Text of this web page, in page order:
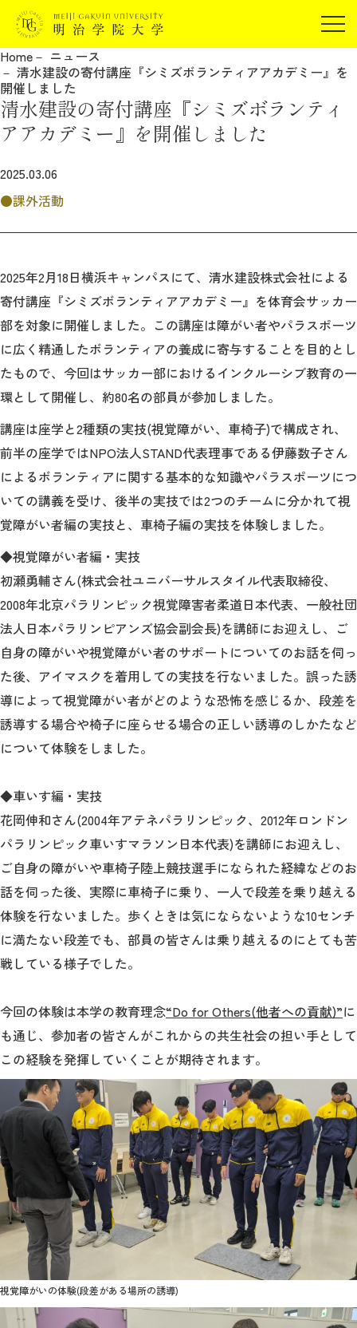
在学生の方
保証人の方
企業・研究者の方
JP EN
明治学院大学について
研究
学生生活
留学・国際交流
キャリア
ボランティア
生涯学習・社会連携
入試情報サイト
2026年9月入学者向け 新入生サイト
MGグッズ オンラインショップ
（外部サイト）
アクセス
キャンパス
取材・撮影 資料請求
Home
ニュース
清水建設の寄付講座『シミズボランティアアカデミー』を
開催しました
清水建設の寄付講座『シミズボランティ
アアカデミー』を開催しました
2025.03.06
課外活動
2025年2月18日横浜キャンパスにて、清水建設株式会社による
寄付講座『シミズボランティアアカデミー』を体育会サッカー
部を対象に開催しました。この講座は障がい者やパラスポーツ
に広く精通したボランティアの養成に寄与することを目的とし
たもので、今回はサッカー部におけるインクルーシブ教育の一
環として開催し、約80名の部員が参加しました。
講座は座学と2種類の実技(視覚障がい、車椅子)で構成され、
前半の座学ではNPO法人STAND代表理事である伊藤数子さん
によるボランティアに関する基本的な知識やパラスポーツにつ
いての講義を受け、後半の実技では2つのチームに分かれて視
覚障がい者編の実技と、車椅子編の実技を体験しました。
◆視覚障がい者編・実技
初瀬勇輔さん(株式会社ユニバーサルスタイル代表取締役、
2008年北京パラリンピック視覚障害者柔道日本代表、一般社団
法人日本パラリンピアンズ協会副会長)を講師にお迎えし、ご
自身の障がいや視覚障がい者のサポートについてのお話を伺っ
た後、アイマスクを着用しての実技を行ないました。誤った誘
導によって視覚障がい者がどのような恐怖を感じるか、段差を
誘導する場合や椅子に座らせる場合の正しい誘導のしかたなど
について体験をしました。
◆車いす編・実技
花岡伸和さん(2004年アテネパラリンピック、2012年ロンドン
パラリンピック車いすマラソン日本代表)を講師にお迎えし、
ご自身の障がいや車椅子陸上競技選手になられた経緯などのお
話を伺った後、実際に車椅子に乗り、一人で段差を乗り越える
体験を行ないました。歩くときは気にならないような10センチ
に満たない段差でも、部員の皆さんは乗り越えるのにとても苦
戦している様子でした。
今回の体験は本学の教育理念“Do for Others(他者への貢献)”に
も通じ、参加者の皆さんがこれからの共生社会の担い手として
この経験を発揮していくことが期待されます。
視覚障がいの体験(段差がある場所の誘導)